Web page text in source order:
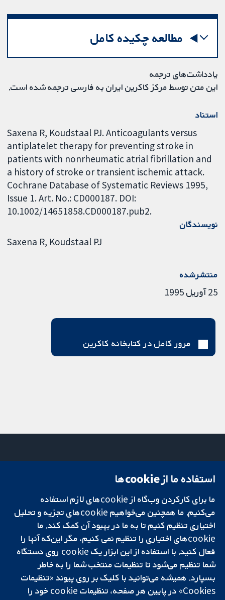
مطالعه چکیده کامل
یادداشت‌های ترجمه
این متن توسط مرکز کاکرین ایران به فارسی ترجمه شده است.
استناد
Saxena R, Koudstaal PJ. Anticoagulants versus
antiplatelet therapy for preventing stroke in
patients with nonrheumatic atrial fibrillation and
a history of stroke or transient ischemic attack.
Cochrane Database of Systematic Reviews 1995,
Issue 1. Art. No.: CD000187. DOI:
10.1002/14651858.CD000187.pub2.
نویسندگان
Saxena R Koudstaal PJ
منتشرشده
25 آوریل 1995
مرور کامل در کتابخانه کاکرین
تحقیقات قابل
اعتماد.
تصمیم‌گیری آگاهانه.
سلامت بهتر.
میدان کاوندیش
لندن
W1G 0AN
بریتانیا
دفتر رسانه‌ای
درباره ما
فرصت‌های
شغلی
Cochrane
Library
شبکه همکاری کاکرین، یک مؤسسه خیریه (شماره 1045921) و یک شرکت با
استفاده ما از cookie‌ها
ما برای کارکردن وب‌گاه از cookie‌های لازم استفاده
می‌کنیم. ما همچنین می‌خواهیم cookie‌های تجزیه و تحلیل
اختیاری تنظیم کنیم تا به ما در بهبود آن کمک کند. ما
cookie‌های اختیاری را تنظیم نمی کنیم، مگر این‌که آنها را
فعال کنید. با استفاده از این ابزار یک cookie‌ روی دستگاه
شما تنظیم می‌شود تا تنظیمات منتخب شما را به خاطر
بسپارد. همیشه می‌توانید با کلیک بر روی پیوند «تنظیمات
Cookies» در پایین هر صفحه، تنظیمات cookie‌ خود را